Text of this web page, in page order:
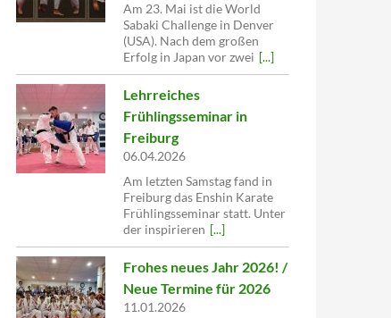
Am 23. Mai ist die World
Sabaki Challenge in Denver
(USA). Nach dem großen
Erfolg in Japan vor zwei [...]
Lehrreiches
Frühlingsseminar in
Freiburg
06.04.2026
Am letzten Samstag fand in
Freiburg das Enshin Karate
Frühlingsseminar statt. Unter
der inspirieren [...]
Frohes neues Jahr 2026! /
Neue Termine für 2026
11.01.2026